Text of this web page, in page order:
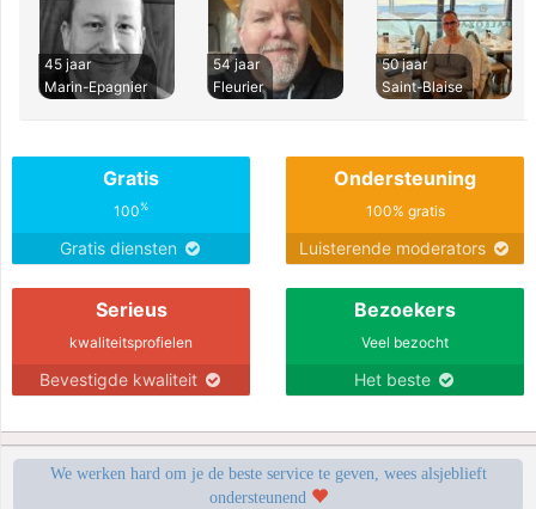
45 jaar
Marin-Epagnier
54 jaar
Fleurier
50 jaar
Saint-Blaise
Gratis
100%
Gratis diensten
Ondersteuning
100% gratis
Luisterende moderators
Serieus
kwaliteitsprofielen
Bevestigde kwaliteit
Bezoekers
Veel bezocht
Het beste
We werken hard om je de beste service te geven, wees alsjeblieft
ondersteunend